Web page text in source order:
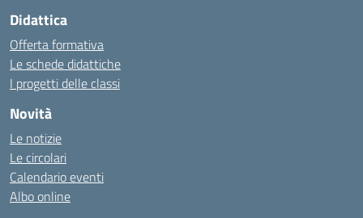
Didattica
Offerta formativa
Le schede didattiche
I progetti delle classi
Novità
Le notizie
Le circolari
Calendario eventi
Albo online